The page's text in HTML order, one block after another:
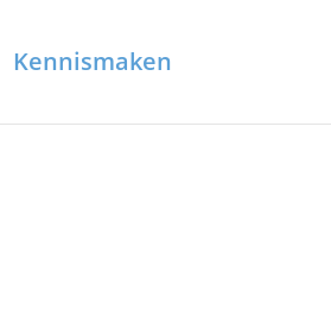
Kennismaken